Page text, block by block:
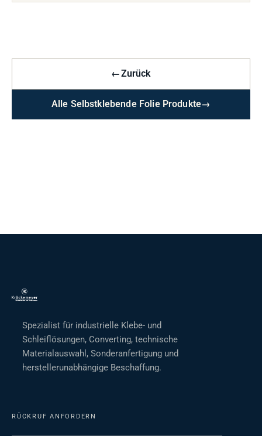
←Zurück
Alle Selbstklebende Folie Produkte→
Spezialist für industrielle Klebe- und
Schleiflösungen, Converting, technische
Materialauswahl, Sonderanfertigung und
herstellerunabhängige Beschaffung.
RÜCKRUF ANFORDERN